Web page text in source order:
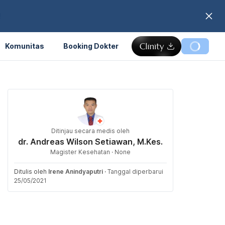
Komunitas Booking Dokter
Ditinjau secara medis oleh
dr. Andreas Wilson Setiawan, M.Kes.
Magister Kesehatan · None
Ditulis oleh Irene Anindyaputri · Tanggal diperbarui
25/05/2021